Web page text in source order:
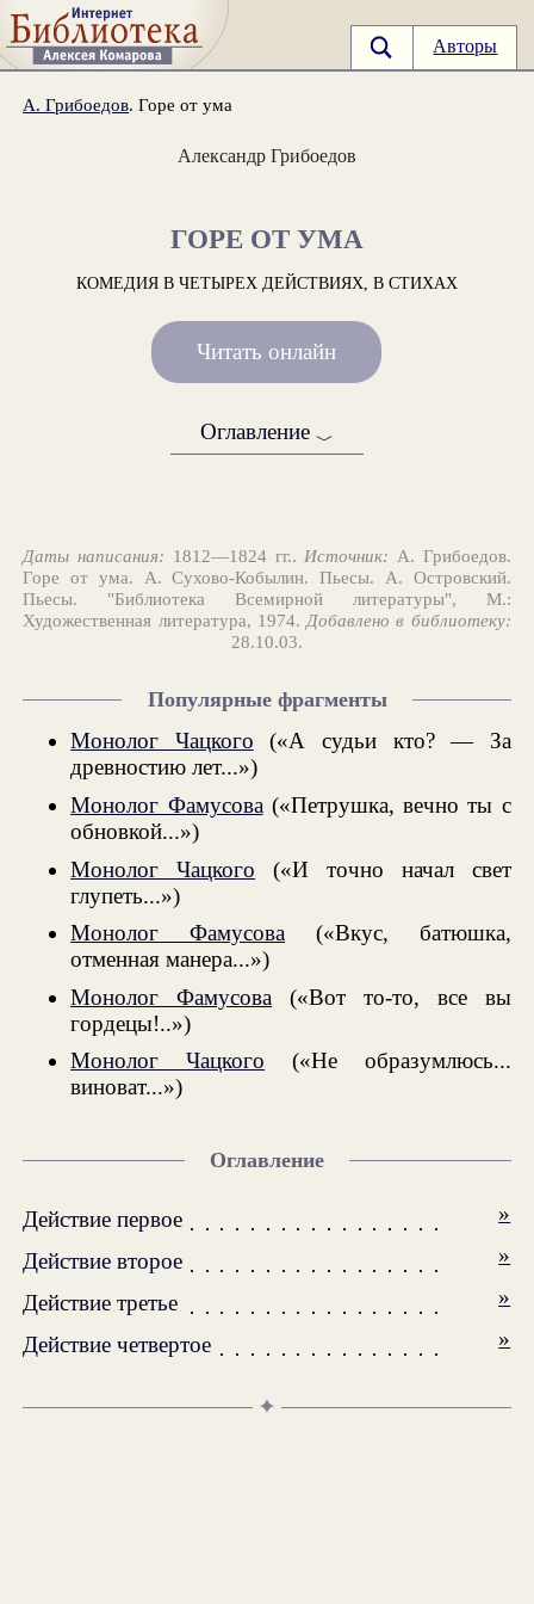
Авторы
А. Грибоедов. Горе от ума
Александр Грибоедов
ГОРЕ ОТ УМА
КОМЕДИЯ В ЧЕТЫРЕХ ДЕЙСТВИЯХ, В СТИХАХ
Читать онлайн
Оглавление ﹀
Даты написания: 1812—1824 гг.. Источник: А. Грибоедов.
Горе от ума. А. Сухово-Кобылин. Пьесы. А. Островский.
Пьесы. "Библиотека Всемирной литературы", М.:
Художественная литература, 1974. Добавлено в библиотеку:
28.10.03.
Популярные фрагменты
Монолог Чацкого («А судьи кто? — За
древностию лет...»)
Монолог Фамусова («Петрушка, вечно ты с
обновкой...»)
Монолог Чацкого («И точно начал свет
глупеть...»)
Монолог Фамусова («Вкус, батюшка,
отменная манера...»)
Монолог Фамусова («Вот то-то, все вы
гордецы!..»)
Монолог Чацкого («Не образумлюсь...
виноват...»)
Оглавление
Действие первое
»
Действие второе
»
Действие третье
»
Действие четвертое
»
✦